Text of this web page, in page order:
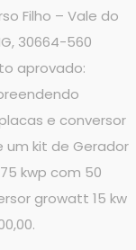
Filho – Vale do
30664-560
aprovado:
e conversor
kit de Gerador
kwp com 50
growatt 15 kw